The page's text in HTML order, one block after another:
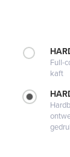
Full-
kaft